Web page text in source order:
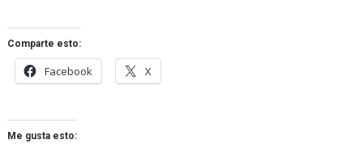
Comparte esto:
Facebook X
Me gusta esto: